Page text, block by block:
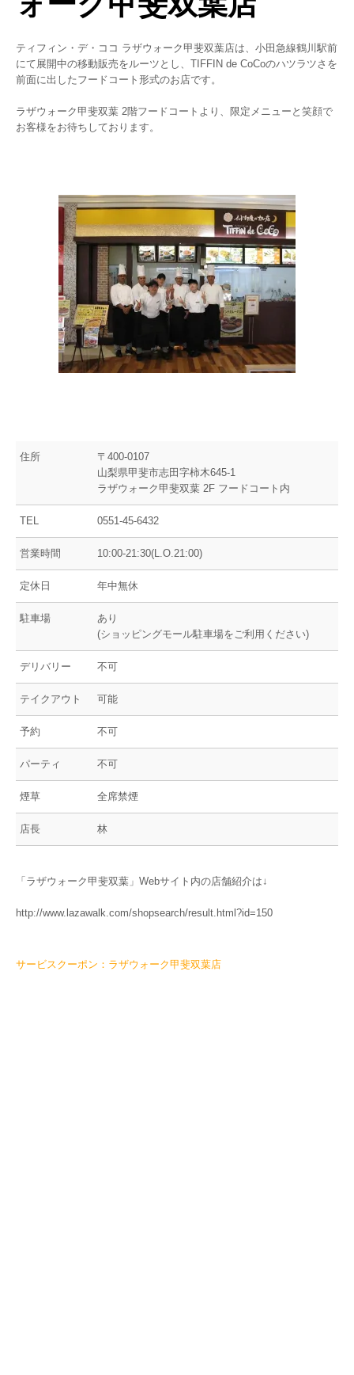
ティフィン・デ・ココ ラザウォーク甲斐双葉店は、小田急線鶴川駅前
にて展開中の移動販売をルーツとし、TIFFIN de CoCoのハツラツさを
前面に出したフードコート形式のお店です。
ラザウォーク甲斐双葉 2階フードコートより、限定メニューと笑顔で
お客様をお待ちしております。
住所
〒400-0107
山梨県甲斐市志田字柿木645-1
ラザウォーク甲斐双葉 2F フードコート内
TEL 0551-45-6432
営業時間 10:00-21:30(L.O.21:00)
定休日 年中無休
駐車場
あり
(ショッピングモール駐車場をご利用ください)
デリバリー 不可
テイクアウト 可能
予約 不可
パーティ 不可
煙草 全席禁煙
店長 林
「ラザウォーク甲斐双葉」Webサイト内の店舗紹介は↓
http://www.lazawalk.com/shopsearch/result.html?id=150
サービスクーポン：ラザウォーク甲斐双葉店